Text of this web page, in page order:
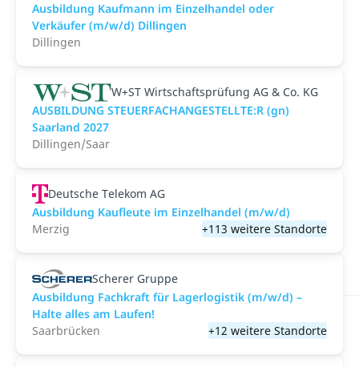
Ausbildung Kaufmann im Einzelhandel oder
Verkäufer (m/w/d) Dillingen
Dillingen
W+ST Wirtschaftsprüfung AG & Co. KG
AUSBILDUNG STEUERFACHANGESTELLTE:R (gn)
Saarland 2027
Dillingen/Saar
Deutsche Telekom AG
Ausbildung Kaufleute im Einzelhandel (m/w/d)
Merzig
+113 weitere Standorte
Scherer Gruppe
Ausbildung Fachkraft für Lagerlogistik (m/w/d) –
Halte alles am Laufen!
Saarbrücken
+12 weitere Standorte